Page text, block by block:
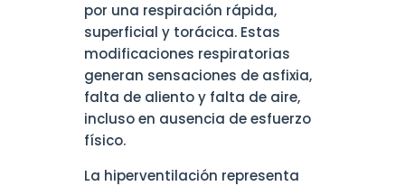
por una respiración rápida,
superficial y torácica. Estas
modificaciones respiratorias
generan sensaciones de asfixia,
falta de aliento y falta de aire,
incluso en ausencia de esfuerzo
físico.
La hiperventilación representa